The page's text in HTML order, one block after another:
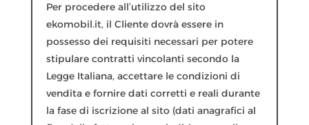
Per procedere all’utilizzo del sito
ekomobil.it, il Cliente dovrà essere in
possesso dei requisiti necessari per potere
stipulare contratti vincolanti secondo la
Legge Italiana, accettare le condizioni di
vendita e fornire dati corretti e reali durante
la fase di iscrizione al sito (dati anagrafici al